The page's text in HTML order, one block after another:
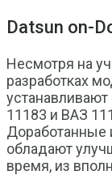
Datsun on-
Несмотря на
разработках
11183 и ВАЗ
Доработанные
обладают
время, из